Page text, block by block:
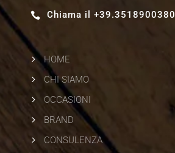
 Chiama il +39.3518900380
5 HOME
5
CHI SIAMO
5
OCCASIONI
5
BRAND
5
CONSULENZA